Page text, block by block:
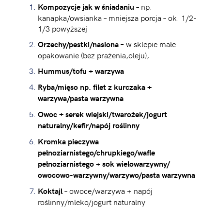
Kompozycje jak w śniadaniu – np.
kanapka/owsianka – mniejsza porcja – ok. 1/2-
1/3 powyższej
Orzechy/pestki/nasiona –w sklepie małe
opakowanie (bez prażenia,oleju),
Hummus/tofu + warzywa
Ryba/mięso np. filet z kurczaka +
warzywa/pasta warzywna
Owoc + serek wiejski/twarożek/jogurt
naturalny/kefir/napój roślinny
Kromka pieczywa
pełnoziarnistego/chrupkiego/wafle
pełnoziarnistego + sok wielowarzywny/
owocowo-warzywny/warzywo/pasta warzywna
Koktajl– owoce/warzywa + napój
roślinny/mleko/jogurt naturalny